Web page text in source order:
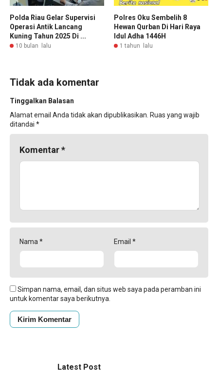
Polda Riau Gelar Supervisi
Operasi Antik Lancang
Kuning Tahun 2025 Di ...
10 bulan lalu
Polres Oku Sembelih 8
Hewan Qurban Di Hari Raya
Idul Adha 1446H
1 tahun lalu
Tidak ada komentar
Tinggalkan Balasan
Alamat email Anda tidak akan dipublikasikan. Ruas yang wajib
ditandai *
Komentar*
Nama * Email *
Simpan nama, email, dan situs web saya pada peramban ini
untuk komentar saya berikutnya.
Latest Post